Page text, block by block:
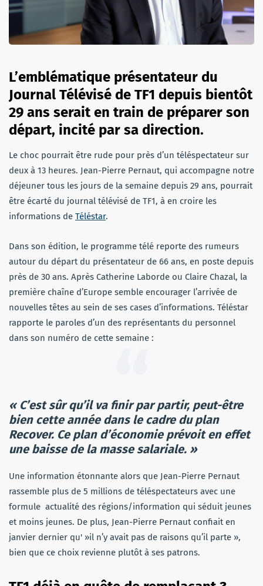
L’emblématique présentateur du
Journal Télévisé de TF1 depuis bientôt
29 ans serait en train de préparer son
départ, incité par sa direction.
Le choc pourrait être rude pour près d’un téléspectateur sur
deux à 13 heures. Jean-Pierre Pernaut, qui accompagne notre
déjeuner tous les jours de la semaine depuis 29 ans, pourrait
être écarté du journal télévisé de TF1, à en croire les
informations de Téléstar.
Dans son édition, le programme télé reporte des rumeurs
autour du départ du présentateur de 66 ans, en poste depuis
près de 30 ans. Après Catherine Laborde ou Claire Chazal, la
première chaîne d’Europe semble encourager l’arrivée de
nouvelles têtes au sein de ses cases d’informations. Téléstar
rapporte le paroles d’un des représentants du personnel
dans son numéro de cette semaine :
« C’est sûr qu’il va finir par partir, peut-être
bien cette année dans le cadre du plan
Recover. Ce plan d’économie prévoit en effet
une baisse de la masse salariale. »
Une information étonnante alors que Jean-Pierre Pernaut
rassemble plus de 5 millions de téléspectateurs avec une
formule actualité des régions/information qui séduit jeunes
et moins jeunes. De plus, Jean-Pierre Pernaut confiait en
janvier dernier qu' »il n’y avait pas de raisons qu’il parte »,
bien que ce choix revienne plutôt à ses patrons.